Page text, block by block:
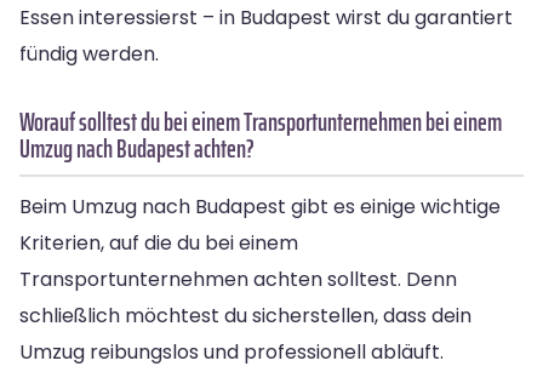
Essen interessierst – in Budapest wirst du garantiert
fündig werden.
Worauf solltest du bei einem Transportunternehmen bei einem
Umzug nach Budapest achten?
Beim Umzug nach Budapest gibt es einige wichtige
Kriterien, auf die du bei einem
Transportunternehmen achten solltest. Denn
schließlich möchtest du sicherstellen, dass dein
Umzug reibungslos und professionell abläuft.